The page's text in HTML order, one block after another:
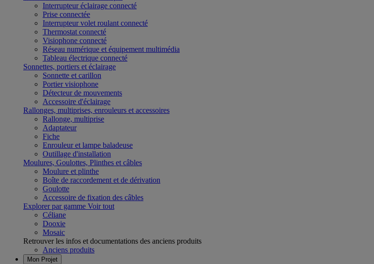
Interrupteur éclairage connecté
Prise connectée
Interrupteur volet roulant connecté
Thermostat connecté
Visiophone connecté
Réseau numérique et équipement multimédia
Tableau électrique connecté
Sonnettes, portiers et éclairage
Sonnette et carillon
Portier visiophone
Détecteur de mouvements
Accessoire d'éclairage
Rallonges, multiprises, enrouleurs et accessoires
Rallonge, multiprise
Adaptateur
Fiche
Enrouleur et lampe baladeuse
Outillage d'installation
Moulures, Goulottes, Plinthes et câbles
Moulure et plinthe
Boîte de raccordement et de dérivation
Goulotte
Accessoire de fixation des câbles
Explorer par gamme Voir tout
Céliane
Dooxie
Mosaic
Retrouver les infos et documentations des anciens produits
Anciens produits
Mon Projet